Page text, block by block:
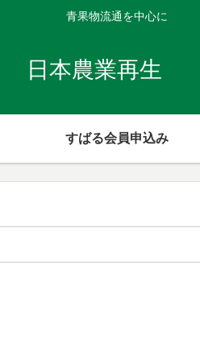
青果物流通を中心に
日本農業再生
すばる会員申込み